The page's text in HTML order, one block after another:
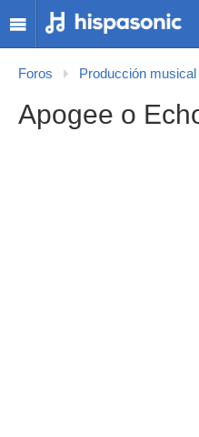
Foros Producción musical
Apogee o